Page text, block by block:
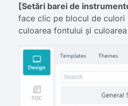
[Setări barei de
face clic pe blocul de culori
culoarea fontului și